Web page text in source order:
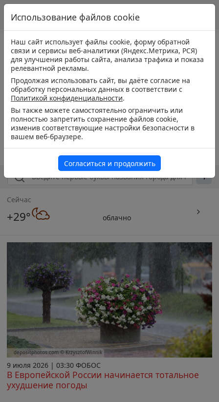
Сейчас
+29° облачно
depositphotos.com © KrzysztofWinnik
9 июля 2026 | 03:30 ФОБОС
В Европейской России начинается тотальное
ухудшение погоды
Использование файлов cookie
Наш сайт использует файлы cookie, форму обратной
связи и сервисы веб-аналитики (Яндекс.Метрика, РСЯ)
для улучшения работы сайта, анализа трафика и показа
релевантной рекламы.
Продолжая использовать сайт, вы даёте согласие на
обработку персональных данных в соответствии с
Политикой конфиденциальности.
Вы также можете самостоятельно ограничить или
полностью запретить сохранение файлов cookie,
изменив соответствующие настройки безопасности в
вашем веб-браузере.
Согласиться и продолжить